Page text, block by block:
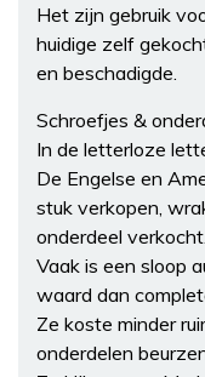
Het zijn gebruik
huidige zelf
en beschadigde.
Schroefjes &
In de letterloze
De Engelse en
stuk verkopen,
onderdeel verkocht.
Vaak is een sloop
waard dan
Ze koste minder
onderdelen